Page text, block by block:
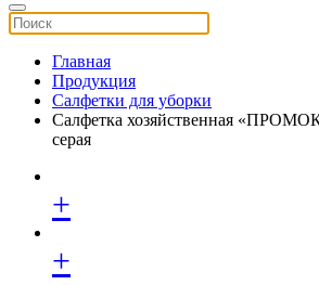
Главная
Продукция
Салфетки для уборки
Салфетка хозяйственная
серая
+
+